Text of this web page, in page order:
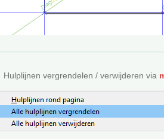
Hulplijnen vergrendelen / verwijderen via